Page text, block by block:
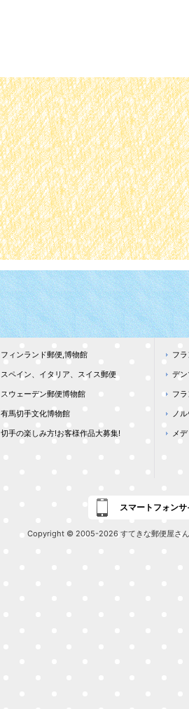
フィンランド郵便,博物館
スペイン、イタリア、スイス郵便
スウェーデン郵便博物館
有馬切手文化博物館
切手の楽しみ方!お客様作品大募集!
フ
デ
フ
ノ
メ
スマートフォンサ
Copyright © 2005-2026 すてきな郵便屋さ